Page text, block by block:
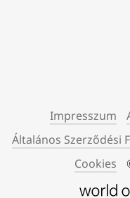
Impresszum
Általános Szerződési
Cookies